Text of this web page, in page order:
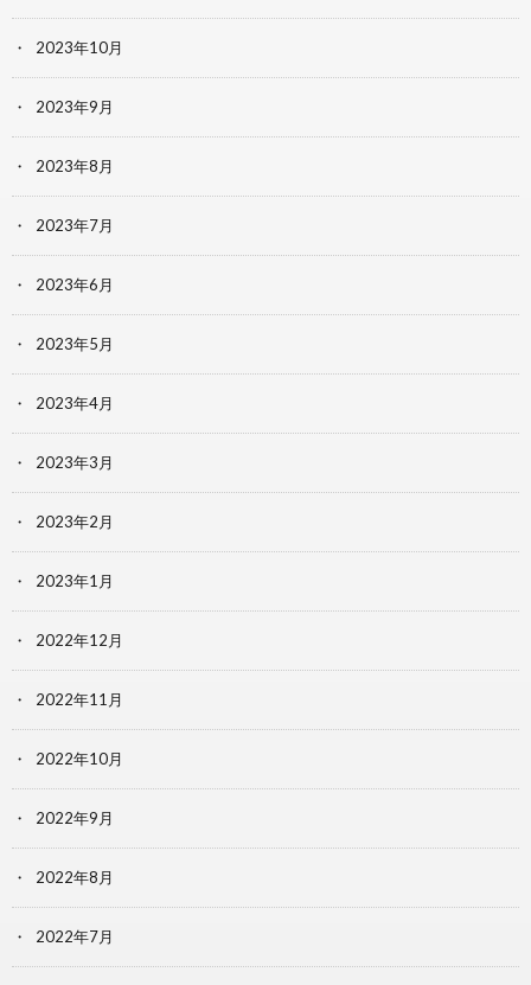
2023年10月
2023年9月
2023年8月
2023年7月
2023年6月
2023年5月
2023年4月
2023年3月
2023年2月
2023年1月
2022年12月
2022年11月
2022年10月
2022年9月
2022年8月
2022年7月